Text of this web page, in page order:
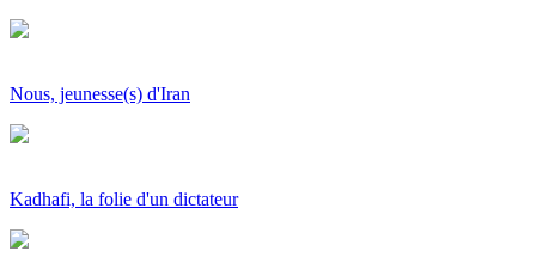
Nous, jeunesse(s) d'Iran
Kadhafi, la folie d'un dictateur